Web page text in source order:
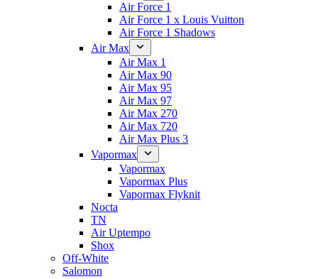
Air Force 1
Air Force 1 x Louis Vuitton
Air Force 1 Shadows
Air Max
Air Max 1
Air Max 90
Air Max 95
Air Max 97
Air Max 270
Air Max 720
Air Max Plus 3
Vapormax
Vapormax
Vapormax Plus
Vapormax Flyknit
Nocta
TN
Air Uptempo
Shox
Off-White
Salomon